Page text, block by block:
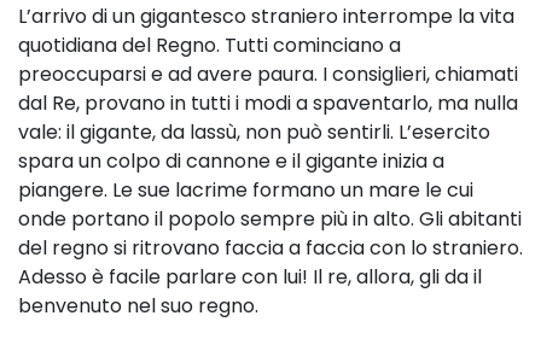
L’arrivo di un gigantesco straniero interrompe la vita
quotidiana del Regno. Tutti cominciano a
preoccuparsi e ad avere paura. I consiglieri, chiamati
dal Re, provano in tutti i modi a spaventarlo, ma nulla
vale: il gigante, da lassù, non può sentirli. L’esercito
spara un colpo di cannone e il gigante inizia a
piangere. Le sue lacrime formano un mare le cui
onde portano il popolo sempre più in alto. Gli abitanti
del regno si ritrovano faccia a faccia con lo straniero.
Adesso è facile parlare con lui! Il re, allora, gli da il
benvenuto nel suo regno.